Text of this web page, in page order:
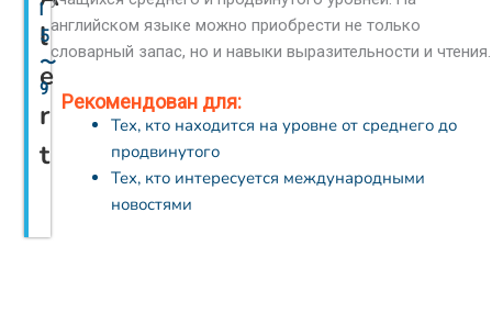
l
e
r
t
l
5
〜
9
английском языке можно приобрести не только
словарный запас, но и навыки выразительности и чтения.
Рекомендован для:
Тех, кто находится на уровне от среднего до
продвинутого
Тех, кто интересуется международными
новостями